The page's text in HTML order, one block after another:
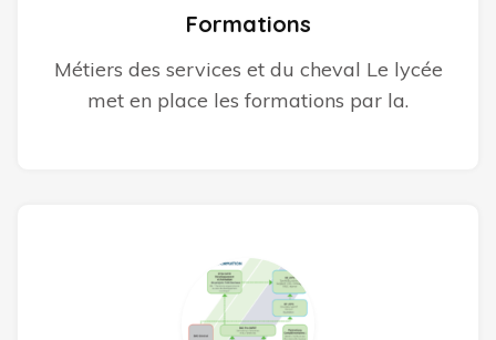
Formations
Métiers des services et du cheval Le lycée
met en place les formations par la.